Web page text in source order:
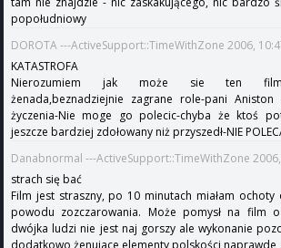
popołudniowy
DOROTA ---ActiveSupport::TimeWithZone 2006,
KATASTROFA
Nierozumiem jak może sie ten film
żenada,beznadziejnie zagrane role-pani
życzenia-Nie moge go polecic-chyba że ktoś
jeszcze bardziej zdołowany niż przyszedł-NIE
Danabnormal ---ActiveSupport::TimeWithZone 2006,
strach się bać
Film jest straszny, po 10 minutach miałam ochoty
powodu zozczarowania. Może pomysł na film
dwójka ludzi nie jest naj gorszy ale wykonanie